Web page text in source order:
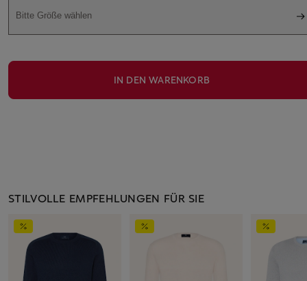
Bitte Größe wählen
IN DEN WARENKORB
STILVOLLE EMPFEHLUNGEN FÜR SIE